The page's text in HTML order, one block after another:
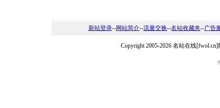
新站登录--网站简介--流量交换--名站收藏夹--广告
Copyright 2005-2026 名站在线